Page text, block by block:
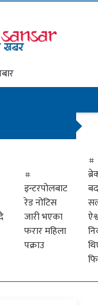
इन्टरपोलबाट
रेड नोटिस
जारी भएका
फरार महिला
पक्राउ